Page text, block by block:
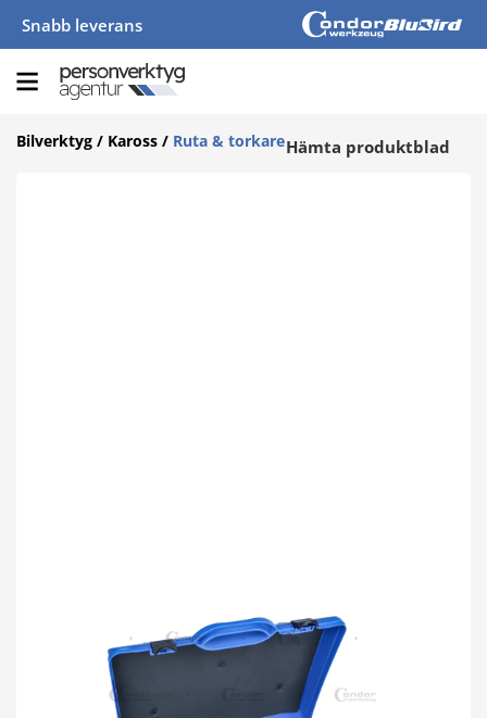
Snabb leverans
Bilverktyg / Kaross / Ruta & torkareHämta produktblad